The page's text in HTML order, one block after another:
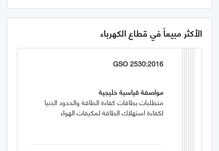
الأكثر مبيعاً في قطاع الكهرباء
GSO 2530:2016
مواصفة قياسية خليجية
متطلبات بطاقات كفاءة الطاقة والحدود الدنيا
لكفاءة استهلاك الطاقة لمكيفات الهواء